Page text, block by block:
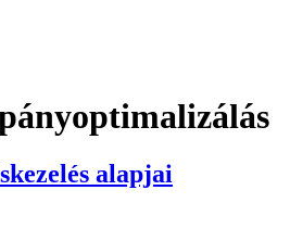
alapjai